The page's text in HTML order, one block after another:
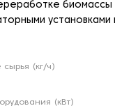
биомассы
установками
сырья (кг/ч)
(кВт)